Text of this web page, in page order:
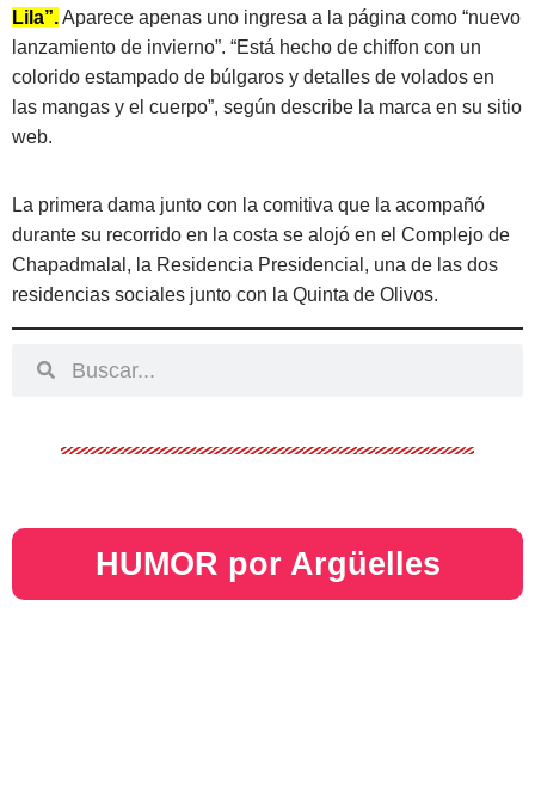
Lila”.Aparece apenas uno ingresa a la página como “nuevo
lanzamiento de invierno”. “Está hecho de chiffon con un
colorido estampado de búlgaros y detalles de volados en
las mangas y el cuerpo”, según describe la marca en su sitio
web.
La primera dama junto con la comitiva que la acompañó
durante su recorrido en la costa se alojó en el Complejo de
Chapadmalal, la Residencia Presidencial, una de las dos
residencias sociales junto con la Quinta de Olivos.
HUMOR por Argüelles​